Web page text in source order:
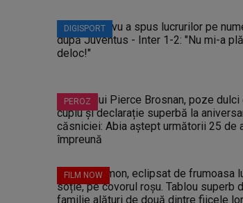
DIGISPORT
PEROZ
FILM NOW